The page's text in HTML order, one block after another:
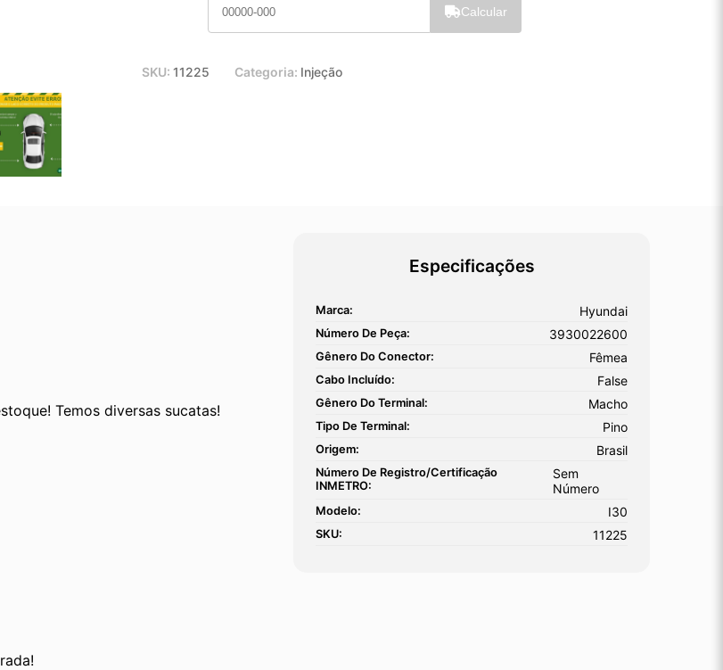
Calcular
SKU: 11225 Categoria: Injeção
Temos diversas sucatas!
Especificações
Marca: Hyundai
Número De Peça: 3930022600
Gênero Do Conector: Fêmea
Cabo Incluído: False
Gênero Do Terminal: Macho
Tipo De Terminal: Pino
Origem: Brasil
Número De Registro/certificação
INMETRO:
Sem
Número
Modelo: I30
SKU: 11225